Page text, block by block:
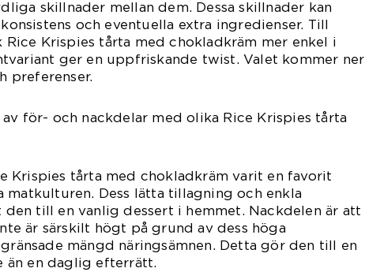
skillnader mellan dem. Dessa skillnader kan
och eventuella extra ingredienser. Till
Rice Krispies tårta med chokladkräm mer enkel i
ger en uppfriskande twist. Valet kommer ner
preferenser.
för- och nackdelar med olika Rice Krispies tårta
Krispies tårta med chokladkräm varit en favorit
matkulturen. Dess lätta tillagning och enkla
till en vanlig dessert i hemmet. Nackdelen är att
är särskilt högt på grund av dess höga
mängd näringsämnen. Detta gör den till en
än en daglig efterrätt.